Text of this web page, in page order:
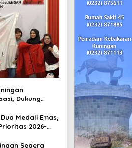
Dukung
Medali Emas,
2026-
Segera